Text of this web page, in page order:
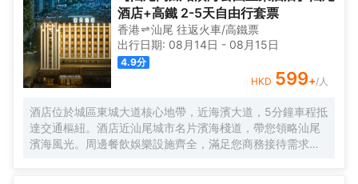
酒店+高鐵 2-5天自由行套票
香港 汕尾 往返火車/高鐵票
出行日期: 08月14日 - 08月15日
4.9分
HKD 599+/人
酒店位於城區東城大道核心地帶，近海濱大道，5分鐘車程抵
達交通樞紐。酒店近汕尾城市名片濱海棧道，帶您領略汕尾
濱海風光。周邊餐飲娛樂設施齊全，滿足您商務接待需求。